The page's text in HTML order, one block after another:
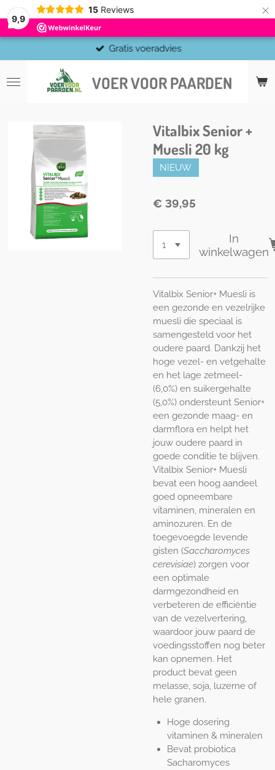
9,9
15 Reviews ×
VOER VOOR PAARDEN
Gratis voeradvies
Vitalbix Senior +
Muesli 20 kg
NIEUW
€ 39,95
In
winkelwagen
Vitalbix Senior+ Muesli is
een gezonde en vezelrijke
muesli die speciaal is
samengesteld voor het
oudere paard. Dankzij het
hoge vezel- en vetgehalte
en het lage zetmeel-
(6,0%) en suikergehalte
(5,0%) ondersteunt Senior+
een gezonde maag- en
darmflora en helpt het
jouw oudere paard in
goede conditie te blijven.
Vitalbix Senior+ Muesli
bevat een hoog aandeel
goed opneembare
vitaminen, mineralen en
aminozuren. En de
toegevoegde levende
gisten (Saccharomyces
cerevisiae) zorgen voor
een optimale
darmgezondheid en
verbeteren de efficiëntie
van de vezelvertering,
waardoor jouw paard de
voedingsstoffen nog beter
kan opnemen. Het
product bevat geen
melasse, soja, luzerne of
hele granen.
Hoge dosering
vitaminen & mineralen
Bevat probiotica
Sacharomyces